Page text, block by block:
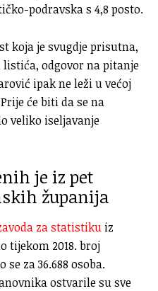
podravska s 4,8 posto.
koja je svugdje prisutna,
odgovor na pitanje
ipak ne leži u većoj
će biti da se na
veliko iseljavanje
je iz pet
županija
za statistiku iz
tijekom 2018. broj
za 36.688 osoba.
ostvarile su sve